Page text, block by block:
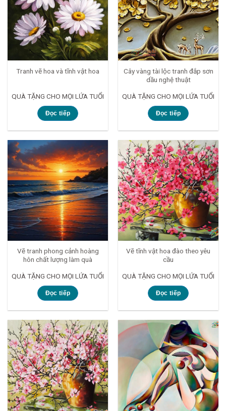
Tranh vẽ hoa và tĩnh vật hoa
QUÀ TẶNG CHO MỌI LỨA TUỔI
Đọc tiếp
Cây vàng tài lộc tranh đắp sơn
dầu nghệ thuật
QUÀ TẶNG CHO MỌI LỨA TUỔI
Đọc tiếp
Vẽ tranh phong cảnh hoàng
hôn chất lượng làm quà
QUÀ TẶNG CHO MỌI LỨA TUỔI
Đọc tiếp
Vẽ tĩnh vật hoa đào theo yêu
cầu
QUÀ TẶNG CHO MỌI LỨA TUỔI
Đọc tiếp